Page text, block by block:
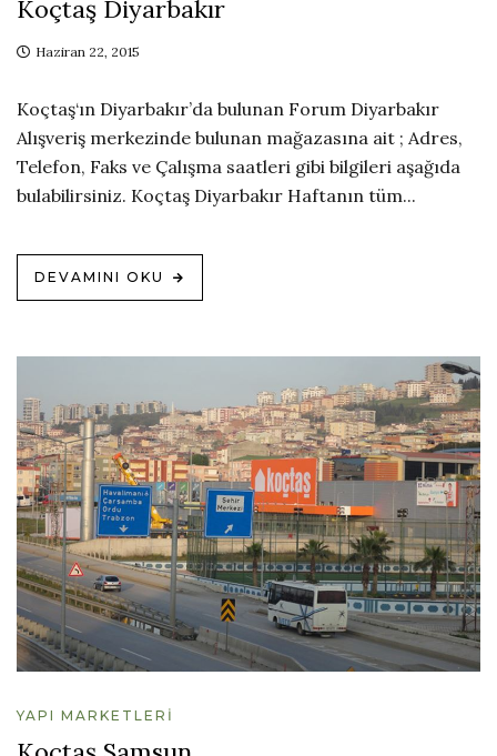
Koçtaş Diyarbakır
Haziran 22, 2015
Koçtaş‘ın Diyarbakır’da bulunan Forum Diyarbakır
Alışveriş merkezinde bulunan mağazasına ait ; Adres,
Telefon, Faks ve Çalışma saatleri gibi bilgileri aşağıda
bulabilirsiniz. Koçtaş Diyarbakır Haftanın tüm...
DEVAMINI OKU
YAPI MARKETLERI